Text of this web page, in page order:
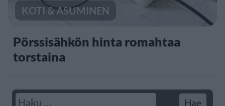
KOTI & ASUMINEN
Pörssisähkön hinta romahtaa
torstaina